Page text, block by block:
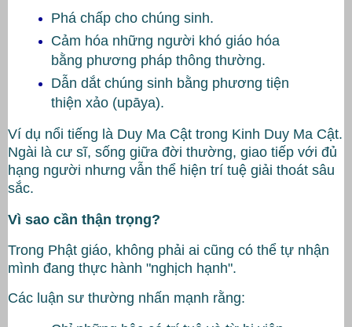
Phá chấp cho chúng sinh.
Cảm hóa những người khó giáo hóa
bằng phương pháp thông thường.
Dẫn dắt chúng sinh bằng phương tiện
thiện xảo (upāya).
Ví dụ nổi tiếng là Duy Ma Cật trong Kinh Duy Ma Cật.
Ngài là cư sĩ, sống giữa đời thường, giao tiếp với đủ
hạng người nhưng vẫn thể hiện trí tuệ giải thoát sâu
sắc.
Vì sao cần thận trọng?
Trong Phật giáo, không phải ai cũng có thể tự nhận
mình đang thực hành "nghịch hạnh".
Các luận sư thường nhấn mạnh rằng: